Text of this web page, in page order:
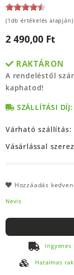
(1db értékelés alapján)
2 490,00 Ft
RAKTÁRON
A rendeléstől
kaphatod!
SZÁLLÍTÁSI
Várható szállítás:
Vásárlással
Hozzáadás
Nevis
Ingyenes
Hatalmas